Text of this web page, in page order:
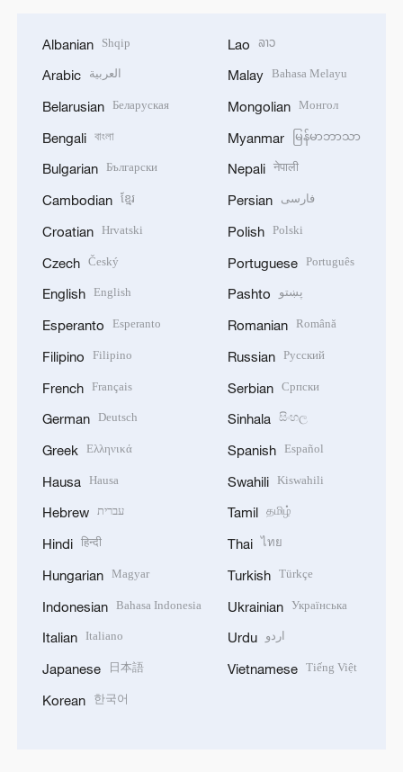
Albanian Shqip
Arabic العربية
Belarusian Беларуская
Bengali বাংলা
Bulgarian Български
Cambodian ខ្មែរ
Croatian Hrvatski
Czech Český
English English
Esperanto Esperanto
Filipino Filipino
French Français
German Deutsch
Greek Ελληνικά
Hausa Hausa
Hebrew עברית
Hindi हिन्दी
Hungarian Magyar
Indonesian Bahasa Indonesia
Italian Italiano
Japanese 日本語
Korean 한국어
Lao ລາວ
Malay Bahasa Melayu
Mongolian Монгол
Myanmar မြန်မာဘာသာ
Nepali नेपाली
Persian فارسی
Polish Polski
Portuguese Português
Pashto پښتو
Romanian Română
Russian Русский
Serbian Српски
Sinhala සිංහල
Spanish Español
Swahili Kiswahili
Tamil தமிழ்
Thai ไทย
Turkish Türkçe
Ukrainian Українська
Urdu اردو
Vietnamese Tiếng Việt